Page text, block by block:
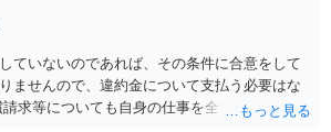
，不当に不利益を与えるか否かは，課される
的に照らして過⼤であるか，与える不利益の
その⽔準，あらかじめ⼗分な協議が⾏われた
体的に判断される」という指摘もなされてい
挙げられている事情を具体的に検討して行く
、退所等で事務所側と揉めるようであれば、弁
ていないのであれば、その条件に合意をして
ませんので、違約金について支払う必要はな
求等についても自身の仕事を全て処理してか